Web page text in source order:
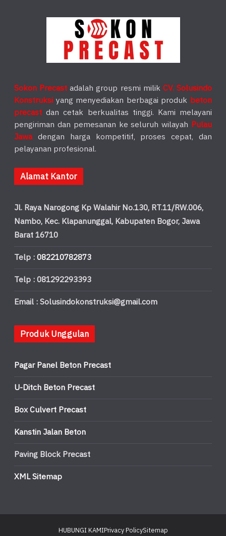
Sokon Precast adalah group resmi milik CV. Solusindo
Konstruksi yang menyediakan berbagai produk beton
precast dan cetak berkualitas tinggi. Kami melayani
pengiriman dan pemesanan ke seluruh wilayah Pulau
Jawadengan harga kompetitif, proses cepat, dan
pelayanan profesional.
Alamat Kantor
Jl. Raya Narogong Kp Walahir No.130, RT.11/RW.006,
Nambo, Kec. Klapanunggal, Kabupaten Bogor, Jawa
Barat 16710
Telp :082210782873
Telp : 081292293393
Email : Solusindokonstruksi@gmail.com
Produk Unggulan
Pagar Panel Beton Precast
U-Ditch Beton Precast
Box Culvert Precast
Kanstin Jalan Beton
Paving Block Precast
XML Sitemap
HUBUNGI KAMIPrivacy PolicySitemap